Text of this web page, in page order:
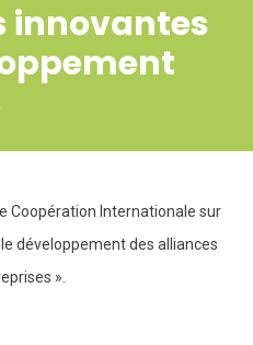
innovantes
Coopération Internationale sur
développement des alliances
».